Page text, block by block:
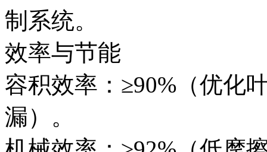
制系统。
效率与节能
容积效率：≥90%（优化
漏）。